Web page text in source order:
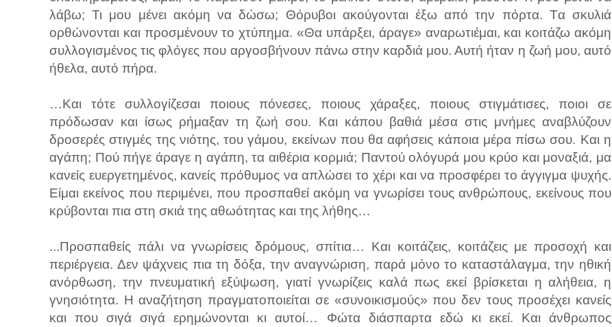
λάβω; Τι μου μένει ακόμη να δώσω; Θόρυβοι ακούγονται έξω από την πόρτα. Tα σκυλιά
ορθώνονται και προσμένουν το χτύπημα. «Θα υπάρξει, άραγε» αναρωτιέμαι, και κοιτάζω ακόμη
συλλογισμένος τις φλόγες που αργοσβήνουν πάνω στην καρδιά μου. Αυτή ήταν η ζωή μου, αυτό
ήθελα, αυτό πήρα.
…Και τότε συλλογίζεσαι ποιους πόνεσες, ποιους χάραξες, ποιους στιγμάτισες, ποιοι σε
πρόδωσαν και ίσως ρήμαξαν τη ζωή σου. Και κάπου βαθιά μέσα στις μνήμες αναβλύζουν
δροσερές στιγμές της νιότης, του γάμου, εκείνων που θα αφήσεις κάποια μέρα πίσω σου. Και η
αγάπη; Πού πήγε άραγε η αγάπη, τα αιθέρια κορμιά; Παντού ολόγυρά μου κρύο και μοναξιά, μα
κανείς ευεργετημένος, κανείς πρόθυμος να απλώσει το χέρι και να προσφέρει το άγγιγμα ψυχής.
Είμαι εκείνος που περιμένει, που προσπαθεί ακόμη να γνωρίσει τους ανθρώπους, εκείνους που
κρύβονται πια στη σκιά της αθωότητας και της λήθης…
...Προσπαθείς πάλι να γνωρίσεις δρόμους, σπίτια… Και κοιτάζεις, κοιτάζεις με προσοχή και
περιέργεια. Δεν ψάχνεις πια τη δόξα, την αναγνώριση, παρά μόνο το καταστάλαγμα, την ηθική
ανόρθωση, την πνευματική εξύψωση, γιατί γνωρίζεις καλά πως εκεί βρίσκεται η αλήθεια, η
γνησιότητα. Η αναζήτηση πραγματοποιείται σε «συνοικισμούς» που δεν τους προσέχει κανείς
και που σιγά σιγά ερημώνονται κι αυτοί… Φώτα διάσπαρτα εδώ κι εκεί. Και άνθρωπος